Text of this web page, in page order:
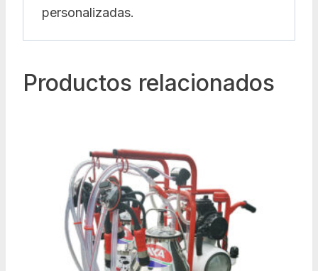
personalizadas.
Productos relacionados